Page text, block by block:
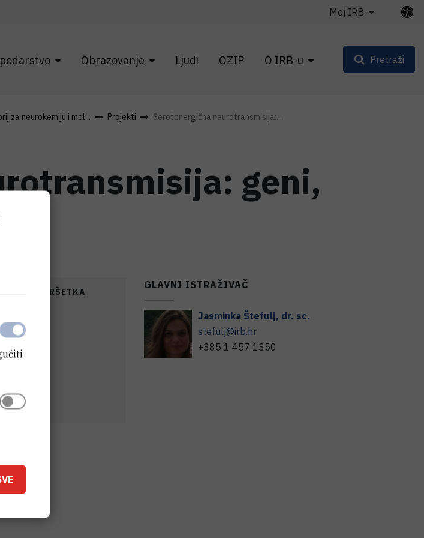
Obrazovanje Ljudi OZIP O IRB-u
Moj IRB
Pretraži
za neurokemiju i mol... Projekti Serotonergična neurotransmisija:...
geni,
DATUM ZAVRŠETKA
GLAVNI ISTRAŽIVAČ
Jasminka Štefulj, dr. sc.
stefulj@irb.hr
+385 1 457 1350